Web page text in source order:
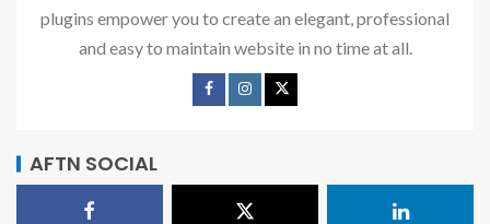
plugins empower you to create an elegant, professional
and easy to maintain website in no time at all.
AFTN SOCIAL